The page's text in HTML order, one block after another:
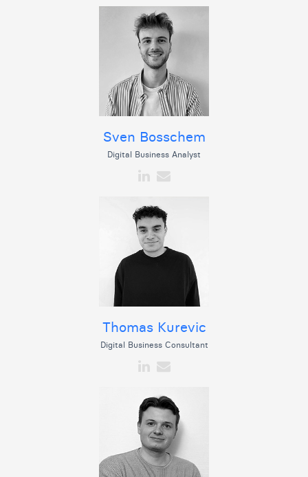
Sven Bosschem
Digital Business Analyst
Thomas Kurevic
Digital Business Consultant